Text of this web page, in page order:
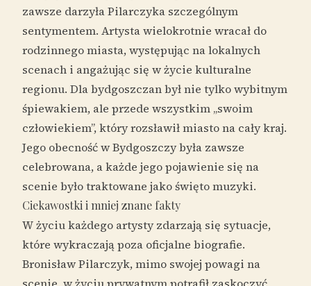
zawsze darzyła Pilarczyka szczególnym
sentymentem. Artysta wielokrotnie wracał do
rodzinnego miasta, występując na lokalnych
scenach i angażując się w życie kulturalne
regionu. Dla bydgoszczan był nie tylko wybitnym
śpiewakiem, ale przede wszystkim „swoim
człowiekiem”, który rozsławił miasto na cały kraj.
Jego obecność w Bydgoszczy była zawsze
celebrowana, a każde jego pojawienie się na
scenie było traktowane jako święto muzyki.
Ciekawostki i mniej znane fakty
W życiu każdego artysty zdarzają się sytuacje,
które wykraczają poza oficjalne biografie.
Bronisław Pilarczyk, mimo swojej powagi na